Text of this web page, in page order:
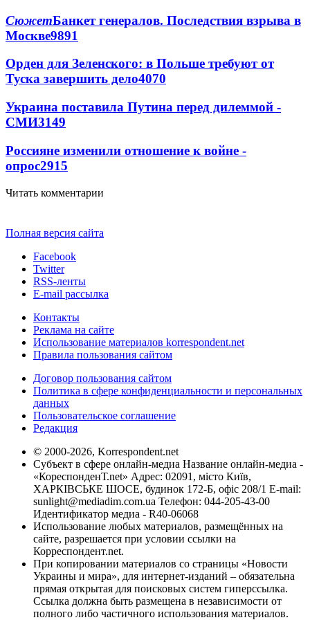
СюжетБанкет генералов. Последствия взрыва в
Москве9891
Орден для Зеленского: в Польше требуют от
Туска завершить дело4070
Украина поставила Путина перед дилеммой -
СМИ3149
Россияне изменили отношение к войне -
опрос2915
Читать комментарии
Полная версия сайта
Facebook
Twitter
RSS-ленты
E-mail рассылка
Контакты
Реклама на сайте
Использование материалов korrespondent.net
Правила пользования сайтом
Договор пользования сайтом
Политика в сфере конфиденциальности и персональных
данных
Пользовательское соглашение
Редакция
© 2000-2026, Korrespondent.net
Субъект в сфере онлайн-медиа Название онлайн-медиа -
«КореспонденТ.net» Адрес: 02091, місто Київ,
ХАРКІВСЬКЕ ШОСЕ, будинок 172-Б, офіс 208/1 E-mail:
sunlight@mediadim.com.ua Телефон: 044-205-43-00
Идентификатор медиа - R40-06068
Использование любых материалов, размещённых на
сайте, разрешается при условии ссылки на
Корреспондент.net.
При копировании материалов со страницы «Новости
Украины и мира», для интернет-изданий – обязательна
прямая открытая для поисковых систем гиперссылка.
Ссылка должна быть размещена в независимости от
полного либо частичного использования материалов.